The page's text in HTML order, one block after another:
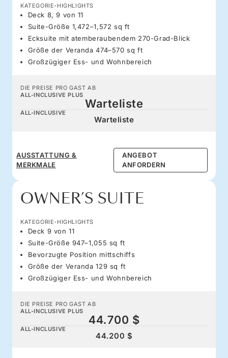
KATEGORIE-HIGHLIGHTS
Deck 8, 9 von 11
Suite-Größe 1,472–1,572 sq ft
Ecksuite mit atemberaubendem 270-Grad-Blick
Größe der Veranda 474–570 sq ft
Großzügiger Ess- und Wohnbereich
DIE PREISE PRO GAST AB
ALL-INCLUSIVE PLUS
Warteliste
ALL-INCLUSIVE
Warteliste
AUSSTATTUNG &
MERKMALE
ANGEBOT
ANFORDERN
OWNER’S SUITE
KATEGORIE-HIGHLIGHTS
Deck 9 von 11
Suite-Größe 947–1,055 sq ft
Bevorzugte Position mittschiffs
Größe der Veranda 129 sq ft
Großzügiger Ess- und Wohnbereich
DIE PREISE PRO GAST AB
ALL-INCLUSIVE PLUS
44.700 $
ALL-INCLUSIVE
44.200 $